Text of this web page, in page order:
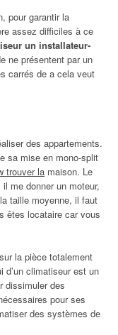
pour garantir la
assez difficiles à ce
un installateur-
ne présentent par un
carrés de a cela veut
des appartements.
sa mise en mono-split
trouver la maison. Le
me donner un moteur,
taille moyenne, il faut
êtes locataire car vous
la pièce totalement
d’un climatiseur est un
dissimuler des
pour ses
des systèmes de